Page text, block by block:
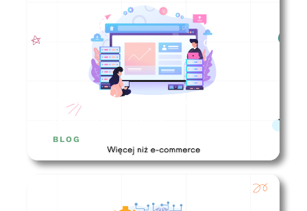
Na co zwrócić uwagę wybierając
odpowiedni hosting?
BLOG